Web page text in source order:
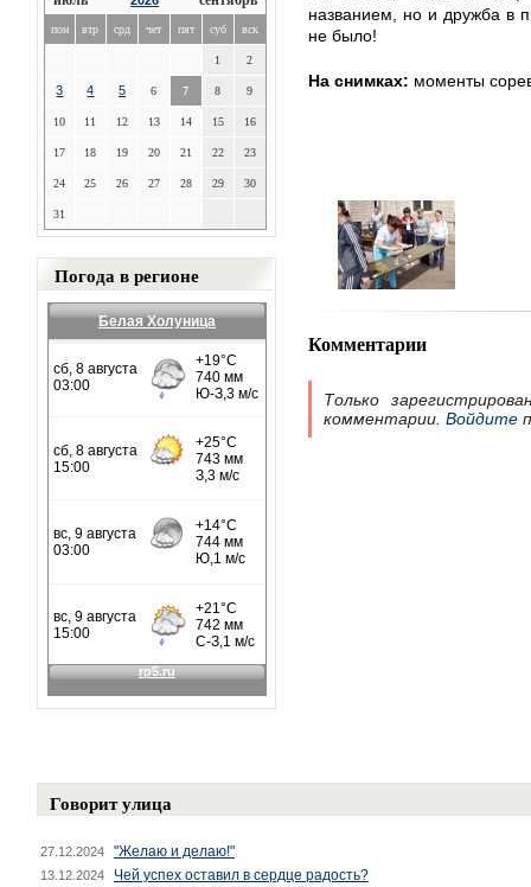
пон втр срд чет пят суб вск
1 2
3 4 5 6 7 8 9
10 11 12 13 14 15 16
17 18 19 20 21 22 23
24 25 26 27 28 29 30
31
Погода в регионе
Белая Холуница
названием, но и дружба в
не было!
На снимках: моменты
Комментарии
Только
комментарии. Войдите
Говорит улица
27.12.2024 "Желаю и делаю!"
13.12.2024 Чей успех оставил в сердце радость?